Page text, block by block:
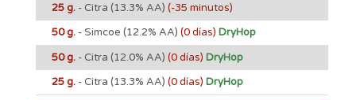
25 g. - Citra (13.3% AA) (-35 minutos)
50 g. - Simcoe (12.2% AA) (0 días) DryHop
50 g. - Citra (12.0% AA) (0 días) DryHop
25 g. - Citra (13.3% AA) (0 días) DryHop